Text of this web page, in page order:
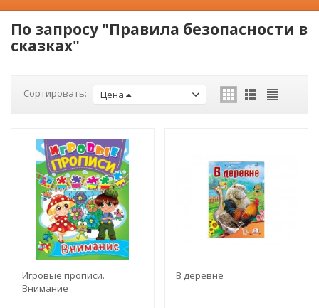
По запросу "Правила безопасности в
сказках"
Сортировать: Цена
Игровые прописи.
Внимание
В деревне